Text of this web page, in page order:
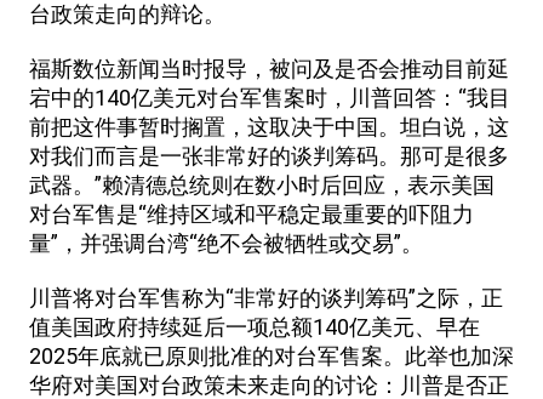
台政策走向的辩论。
福斯数位新闻当时报导，被问及是否会推动目前延
宕中的140亿美元对台军售案时，川普回答：“我目
前把这件事暂时搁置，这取决于中国。坦白说，这
对我们而言是一张非常好的谈判筹码。那可是很多
武器。”赖清德总统则在数小时后回应，表示美国
对台军售是“维持区域和平稳定最重要的吓阻力
量”，并强调台湾“绝不会被牺牲或交易”。
川普将对台军售称为“非常好的谈判筹码”之际，正
值美国政府持续延后一项总额140亿美元、早在
2025年底就已原则批准的对台军售案。此举也加深
华府对美国对台政策未来走向的讨论：川普是否正